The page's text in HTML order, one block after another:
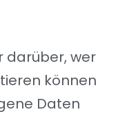
darüber, wer
können
Daten